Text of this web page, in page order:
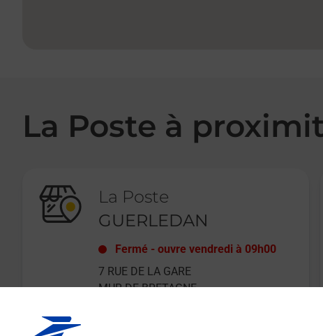
La Poste à
La Poste
GUERLEDAN
Fermé -ouvre vendredi à 09h00
7 RUE DE LA GARE
MUR DE BRETAGNE